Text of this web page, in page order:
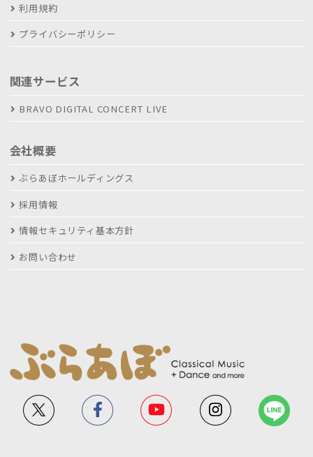
利用規約
プライバシーポリシー
関連サービス
BRAVO DIGITAL CONCERT LIVE
会社概要
ぶらあぼホールディングス
採用情報
情報セキュリティ基本方針
お問い合わせ